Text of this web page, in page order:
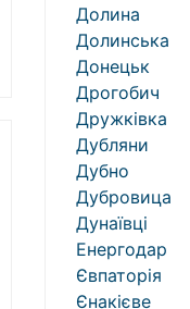
Долина
Долинська
Донецьк
Дрогобич
Дружківка
Дубляни
Дубно
Дубровица
Дунаївці
Енергодар
Євпаторія
Єнакієве